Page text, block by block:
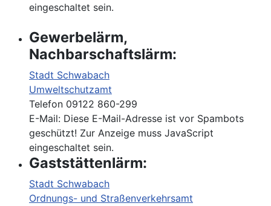
eingeschaltet sein.
Gewerbelärm,
Nachbarschaftslärm:
Stadt Schwabach
Umweltschutzamt
Telefon 09122 860-299
E-Mail: Diese E-Mail-Adresse ist vor Spambots
geschützt! Zur Anzeige muss JavaScript
eingeschaltet sein.
Gaststättenlärm:
Stadt Schwabach
Ordnungs- und Straßenverkehrsamt